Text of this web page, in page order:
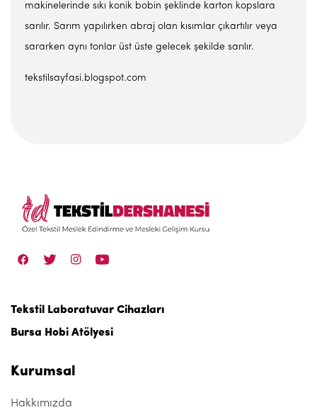
makinelerinde sıkı konik bobin şeklinde karton kopslara
sarılır. Sarım yapılırken abraj olan kısımlar çıkartılır veya
sararken aynı tonlar üst üste gelecek şekilde sarılır.
tekstilsayfasi.blogspot.com
Tekstil Laboratuvar Cihazları
Bursa Hobi Atölyesi
Kurumsal
Hakkımızda